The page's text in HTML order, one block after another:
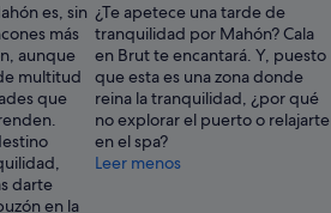
es, sin
más
aunque
multitud
que
darte
en la
¿Te apetece una tarde de
tranquilidad por Mahón? Cala
en Brut te encantará. Y, puesto
que esta es una zona donde
reina la tranquilidad, ¿por qué
no explorar el puerto o relajarte
en el spa?
Leer menos